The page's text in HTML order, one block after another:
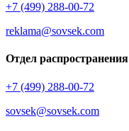
+7 (499) 288-00-72
reklama@sovsek.com
Отдел
+7 (499) 288-00-72
sovsek@sovsek.com